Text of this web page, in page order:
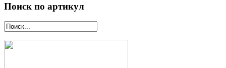
Поиск по артикул